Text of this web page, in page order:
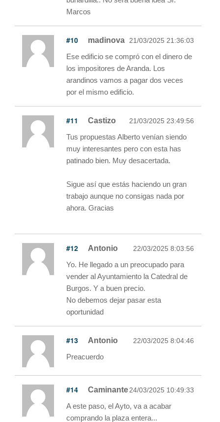
Marcos
#10 madinova 21/03/2025 21:36:03
Ese edificio se compró con el dinero de
los impositores de Aranda. Los
arandinos vamos a pagar dos veces
por el mismo edificio.
#11 Castizo 21/03/2025 23:49:56
Tus propuestas Alberto venían siendo
muy interesantes pero con esta has
patinado bien. Muy desacertada.
Sigue así que estás haciendo un gran
trabajo aunque no consigas nada por
ahora. Gracias
#12 Antonio 22/03/2025 8:03:56
Yo. He llegado a un preocupado para
vender al Ayuntamiento la Catedral de
Burgos. Y a buen precio.
No debemos dejar pasar esta
oportunidad
#13 Antonio 22/03/2025 8:04:46
Preacuerdo
#14 Caminante24/03/2025 10:49:33
A este paso, el Ayto, va a acabar
comprando la plaza entera...